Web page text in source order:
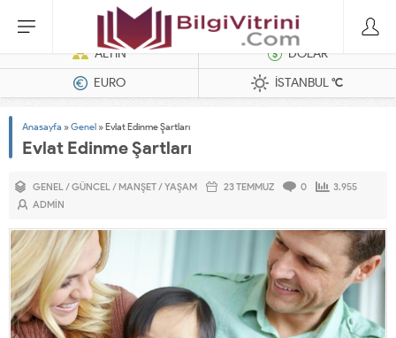
Dizel Jeneratörler
ALTIN
DOLAR
EURO
İSTANBUL°C
Anasayfa »Genel »Evlat Edinme Şartları
Evlat Edinme Şartları
GENEL/GÜNCEL/ MANŞET/YAŞAM 23 TEMMUZ 0
3.955
ADMIN